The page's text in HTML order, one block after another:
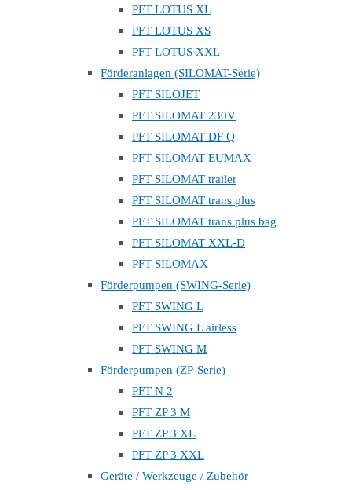
PFT LOTUS XL
PFT LOTUS XS
PFT LOTUS XXL
Förderanlagen (SILOMAT-Serie)
PFT SILOJET
PFT SILOMAT 230V
PFT SILOMAT DF Q
PFT SILOMAT EUMAX
PFT SILOMAT trailer
PFT SILOMAT trans plus
PFT SILOMAT trans plus bag
PFT SILOMAT XXL-D
PFT SILOMAX
Förderpumpen (SWING-Serie)
PFT SWING L
PFT SWING L airless
PFT SWING M
Förderpumpen (ZP-Serie)
PFT N 2
PFT ZP 3 M
PFT ZP 3 XL
PFT ZP 3 XXL
Geräte / Werkzeuge / Zubehör